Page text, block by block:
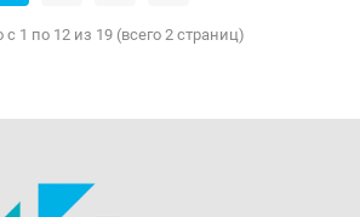
с 1 по 12 из 19 (всего 2 страниц)